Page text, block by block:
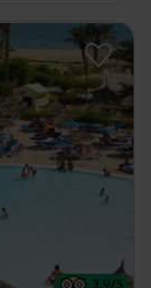
3.9/5